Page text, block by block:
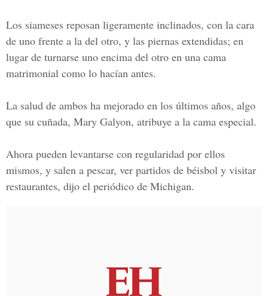
Los siameses reposan ligeramente inclinados, con la cara
de uno frente a la del otro, y las piernas extendidas; en
lugar de turnarse uno encima del otro en una cama
matrimonial como lo hacían antes.
La salud de ambos ha mejorado en los últimos años, algo
que su cuñada, Mary Galyon, atribuye a la cama especial.
Ahora pueden levantarse con regularidad por ellos
mismos, y salen a pescar, ver partidos de béisbol y visitar
restaurantes, dijo el periódico de Michigan.